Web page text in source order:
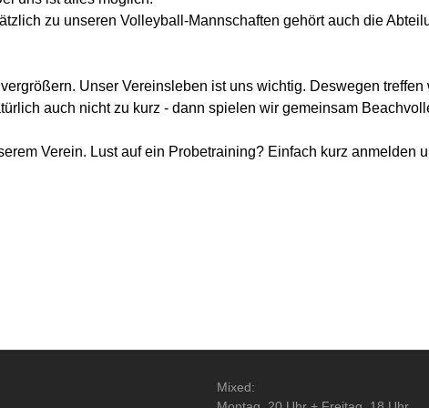
zu unseren Volleyball-Mannschaften gehört auch die
Unser Vereinsleben ist uns wichtig. Deswegen treffen
auch nicht zu kurz - dann spielen wir gemeinsam
Verein. Lust auf ein Probetraining? Einfach kurz anmelden
Mixed: